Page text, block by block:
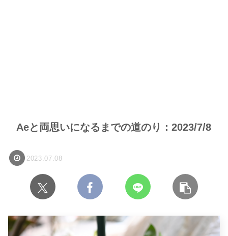
Aeと両思いになるまでの道のり：2023/7/8
2023.07.08